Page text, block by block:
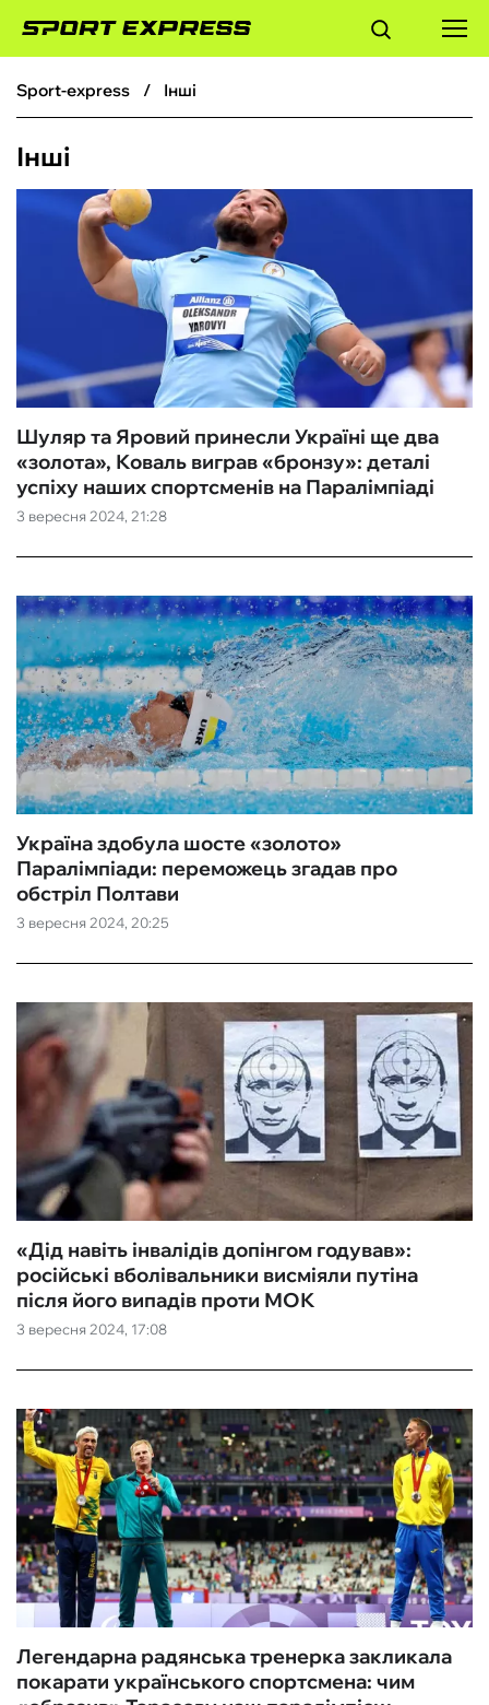
ФУТБОЛ
БОКС
ХОКЕЙ
ТЕНІС
КІБЕРСПОРТ
ЧС-2026
ФУТЗАЛ
ІНШІ
БУКМЕКЕРИ
sport-express Інші
Інші
3 вересня 2024, 21:28
Шуляр та Яровий принесли Україні ще два
«золота», Коваль виграв «бронзу»: деталі
успіху наших спортсменів на Паралімпіаді
3 вересня 2024, 20:25
Україна здобула шосте «золото»
Паралімпіади: переможець згадав про
обстріл Полтави
3 вересня 2024, 17:08
«Дід навіть інвалідів допінгом годував»:
російські вболівальники висміяли путіна
після його випадів проти МОК
Легендарна радянська тренерка закликала
покарати українського спортсмена: чим